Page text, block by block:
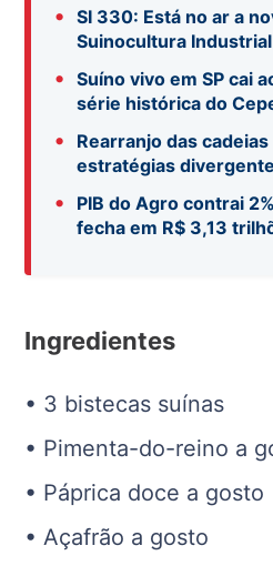
•
SI 330: Está no ar a
Suinocultura Industrial
•
Suíno vivo em SP cai
série histórica do
•
Rearranjo das
estratégias
•
PIB do Agro contrai
fecha em R$ 3,13
Ingredientes
• 3 bistecas suínas
• Pimenta-do-reino a
• Páprica doce a gosto
• Açafrão a gosto